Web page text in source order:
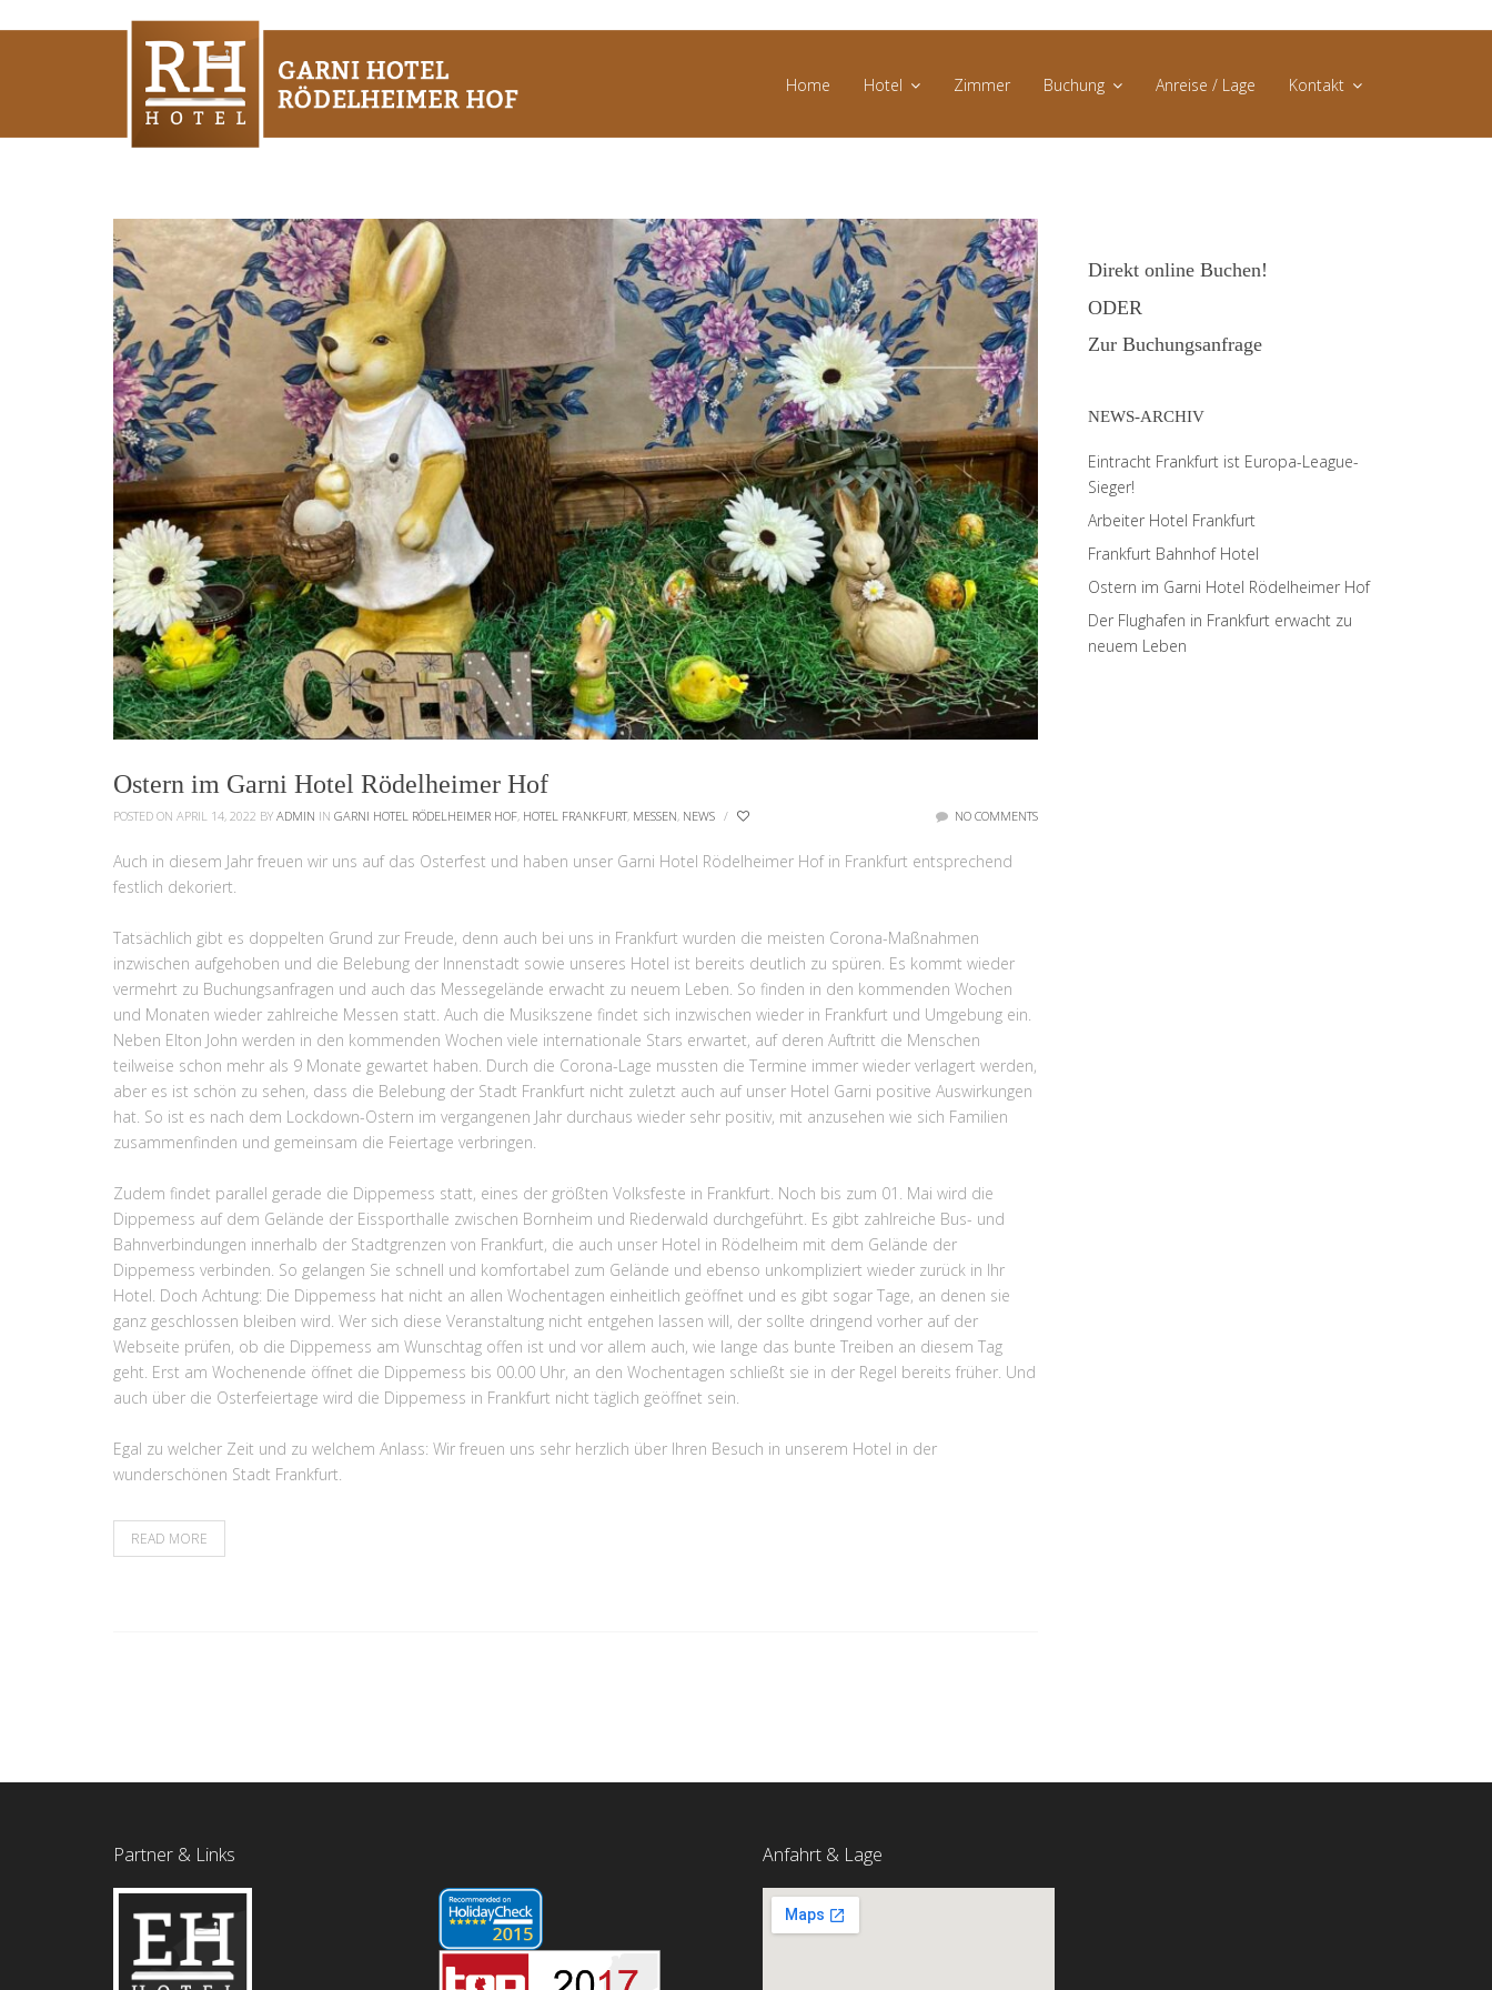
Home Hotel
und
Events
News
Angebote
Bildergalerie
Umgebung
Zimmer Buchung Anreise / Lage Kontakt
Ostern im Garni Hotel Rödelheimer Hof
POSTED ON APRIL 14, 2022 BY ADMIN IN GARNI HOTEL RÖDELHEIMER HOF, HOTEL FRANKFURT, MESSEN, NEWS / NO COMMENTS
Auch in diesem Jahr freuen wir uns auf das Osterfest und haben unser Garni Hotel Rödelheimer Hof in Frankfurt entsprechend
festlich dekoriert.
Tatsächlich gibt es doppelten Grund zur Freude, denn auch bei uns in Frankfurt wurden die meisten Corona-Maßnahmen
inzwischen aufgehoben und die Belebung der Innenstadt sowie unseres Hotel ist bereits deutlich zu spüren. Es kommt wieder
vermehrt zu Buchungsanfragen und auch das Messegelände erwacht zu neuem Leben. So finden in den kommenden Wochen
und Monaten wieder zahlreiche Messen statt. Auch die Musikszene findet sich inzwischen wieder in Frankfurt und Umgebung ein.
Neben Elton John werden in den kommenden Wochen viele internationale Stars erwartet, auf deren Auftritt die Menschen
teilweise schon mehr als 9 Monate gewartet haben. Durch die Corona-Lage mussten die Termine immer wieder verlagert werden,
aber es ist schön zu sehen, dass die Belebung der Stadt Frankfurt nicht zuletzt auch auf unser Hotel Garni positive Auswirkungen
hat. So ist es nach dem Lockdown-Ostern im vergangenen Jahr durchaus wieder sehr positiv, mit anzusehen wie sich Familien
zusammenfinden und gemeinsam die Feiertage verbringen.
Zudem findet parallel gerade die Dippemess statt, eines der größten Volksfeste in Frankfurt. Noch bis zum 01. Mai wird die
Dippemess auf dem Gelände der Eissporthalle zwischen Bornheim und Riederwald durchgeführt. Es gibt zahlreiche Bus- und
Bahnverbindungen innerhalb der Stadtgrenzen von Frankfurt, die auch unser Hotel in Rödelheim mit dem Gelände der
Dippemess verbinden. So gelangen Sie schnell und komfortabel zum Gelände und ebenso unkompliziert wieder zurück in Ihr
Hotel. Doch Achtung: Die Dippemess hat nicht an allen Wochentagen einheitlich geöffnet und es gibt sogar Tage, an denen sie
ganz geschlossen bleiben wird. Wer sich diese Veranstaltung nicht entgehen lassen will, der sollte dringend vorher auf der
Webseite prüfen, ob die Dippemess am Wunschtag offen ist und vor allem auch, wie lange das bunte Treiben an diesem Tag
geht. Erst am Wochenende öffnet die Dippemess bis 00.00 Uhr, an den Wochentagen schließt sie in der Regel bereits früher. Und
auch über die Osterfeiertage wird die Dippemess in Frankfurt nicht täglich geöffnet sein.
Egal zu welcher Zeit und zu welchem Anlass: Wir freuen uns sehr herzlich über Ihren Besuch in unserem Hotel in der
wunderschönen Stadt Frankfurt.
READ MORE
Direkt online Buchen!
ODER
Zur Buchungsanfrage
NEWS-ARCHIV
Eintracht Frankfurt ist Europa-League-
Sieger!
Arbeiter Hotel Frankfurt
Frankfurt Bahnhof Hotel
Ostern im Garni Hotel Rödelheimer Hof
Der Flughafen in Frankfurt erwacht zu
neuem Leben
Partner & Links Anfahrt & Lage